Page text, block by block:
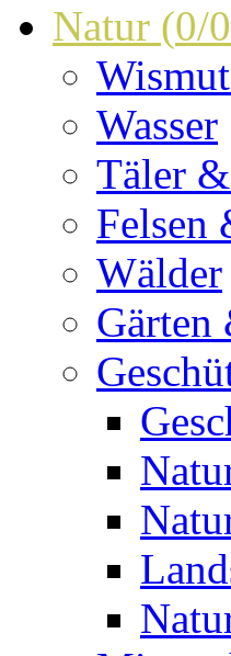
Natur (0/0
Wasser
Täler
Felsen
Wälder
Gärten